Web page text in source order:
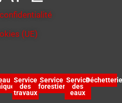
(UE)
Service
des
travaux
Service
forestier
Service
des
eaux
Déchetterie